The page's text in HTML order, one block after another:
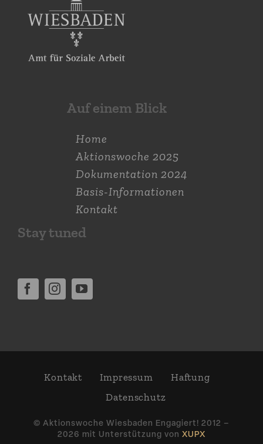
Auf einem Blick
Home
Aktions­woche 2025
Dokumen­tation 2024
Basis-Informationen
Kontakt
Stay tuned
Kontakt Impressum
Haftung
Daten­schutz
© Aktions­woche Wiesbaden Engagiert! 2012 –
2026 mit Unter­stützung von XUPX